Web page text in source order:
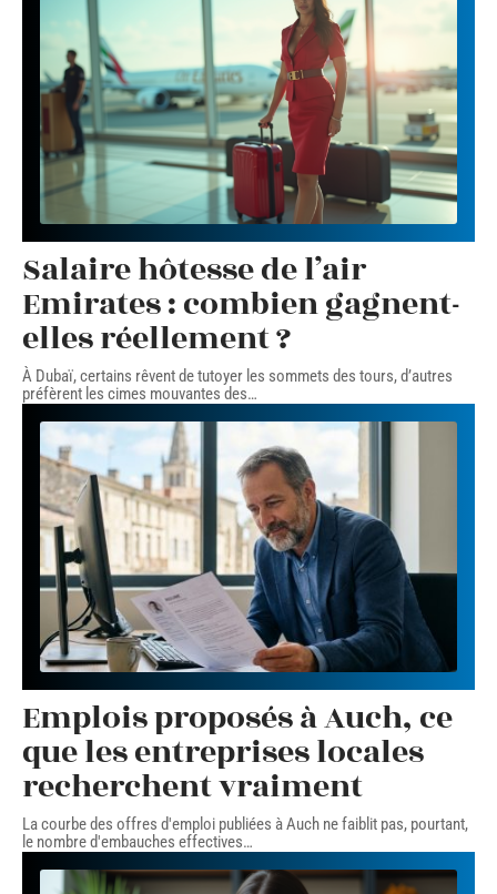
Salaire hôtesse de l’air
Emirates : combien gagnent-
elles réellement ?
À Dubaï, certains rêvent de tutoyer les sommets des tours, d’autres
préfèrent les cimes mouvantes des…
Emplois proposés à Auch, ce
que les entreprises locales
recherchent vraiment
La courbe des offres d'emploi publiées à Auch ne faiblit pas, pourtant,
le nombre d'embauches effectives…